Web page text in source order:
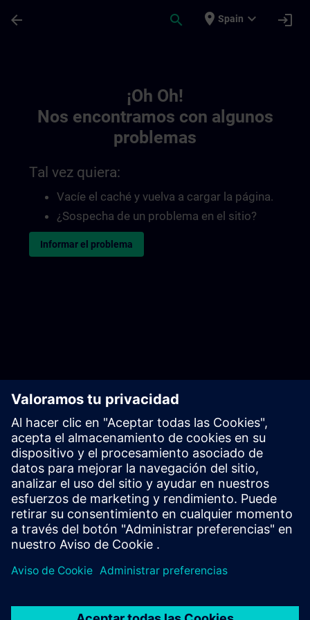
arrow_back search place Spain expand_more login
¡Oh Oh!
Nos encontramos con algunos
problemas
Tal vez quiera:
Vacíe el caché y vuelva a cargar la página.
¿Sospecha de un problema en el sitio?
Informar el problema